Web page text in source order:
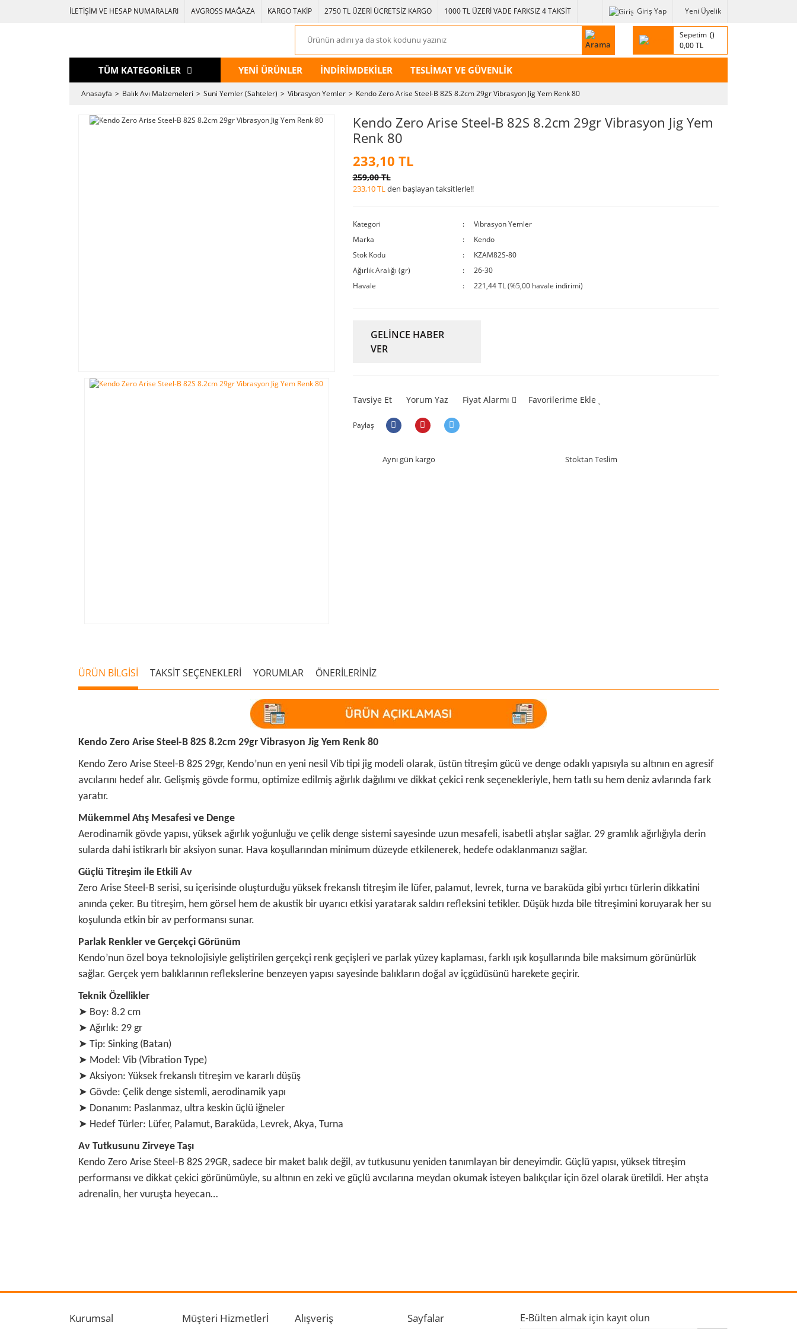
İLETİŞİM VE HESAP NUMARALARI AVGROSS MAĞAZA KARGO TAKİP 2750 TL ÜZERİ ÜCRETSİZ KARGO 1000 TL ÜZERİ VADE FARKSIZ 4 TAKSİT Giriş Yap Yeni Üyelik
Sepetim
0,00 TL
TÜM KATEGORİLER YENİ ÜRÜNLER İNDİRİMDEKİLER TESLİMAT VE GÜVENLİK
Anasayfa Balık Avı Malzemeleri Suni Yemler (Sahteler) Vibrasyon Yemler Kendo Zero Arise Steel-B 82S 8.2cm 29gr Vibrasyon Jig Yem Renk 80
Kendo Zero Arise Steel-B 82S 8.2cm 29gr Vibrasyon Jig Yem
Renk 80
233,10 TL
259,00 TL
233,10 TLden başlayan taksitlerle!!
Kategori
Vibrasyon Yemler
Marka
Kendo
Stok Kodu
KZAM82S-80
Ağırlık Aralığı (gr)
26-30
Havale
221,44 TL (%5,00 havale indirimi)
GELİNCE HABER
VER
Tavsiye Et Yorum Yaz Fiyat Alarmı Favorilerime Ekle
Paylaş
Aynı gün kargo Stoktan Teslim
ÜRÜN BİLGİSİ TAKSİT SEÇENEKLERİ YORUMLAR ÖNERİLERİNİZ
Kendo Zero Arise Steel-B 82S 8.2cm 29gr Vibrasyon Jig Yem Renk 80
Kendo Zero Arise Steel-B 82S 29gr, Kendo’nun en yeni nesil Vib tipi jig modeli olarak, üstün titreşim gücü ve denge odaklı yapısıyla su altının en agresif
avcılarını hedef alır. Gelişmiş gövde formu, optimize edilmiş ağırlık dağılımı ve dikkat çekici renk seçenekleriyle, hem tatlı su hem deniz avlarında fark
yaratır.
Mükemmel Atış Mesafesi ve Denge
Aerodinamik gövde yapısı, yüksek ağırlık yoğunluğu ve çelik denge sistemi sayesinde uzun mesafeli, isabetli atışlar sağlar. 29 gramlık ağırlığıyla derin
sularda dahi istikrarlı bir aksiyon sunar. Hava koşullarından minimum düzeyde etkilenerek, hedefe odaklanmanızı sağlar.
Güçlü Titreşim ile Etkili Av
Zero Arise Steel-B serisi, su içerisinde oluşturduğu yüksek frekanslı titreşim ile lüfer, palamut, levrek, turna ve baraküda gibi yırtıcı türlerin dikkatini
anında çeker. Bu titreşim, hem görsel hem de akustik bir uyarıcı etkisi yaratarak saldırı refleksini tetikler. Düşük hızda bile titreşimini koruyarak her su
koşulunda etkin bir av performansı sunar.
Parlak Renkler ve Gerçekçi Görünüm
Kendo’nun özel boya teknolojisiyle geliştirilen gerçekçi renk geçişleri ve parlak yüzey kaplaması, farklı ışık koşullarında bile maksimum görünürlük
sağlar. Gerçek yem balıklarının reflekslerine benzeyen yapısı sayesinde balıkların doğal av içgüdüsünü harekete geçirir.
Teknik Özellikler
➤ Boy: 8.2 cm
➤ Ağırlık: 29 gr
➤ Tip: Sinking (Batan)
➤ Model: Vib (Vibration Type)
➤ Aksiyon: Yüksek frekanslı titreşim ve kararlı düşüş
➤ Gövde: Çelik denge sistemli, aerodinamik yapı
➤ Donanım: Paslanmaz, ultra keskin üçlü iğneler
➤ Hedef Türler: Lüfer, Palamut, Baraküda, Levrek, Akya, Turna
Av Tutkusunu Zirveye Taşı
Kendo Zero Arise Steel-B 82S 29GR, sadece bir maket balık değil, av tutkusunu yeniden tanımlayan bir deneyimdir. Güçlü yapısı, yüksek titreşim
performansı ve dikkat çekici görünümüyle, su altının en zeki ve güçlü avcılarına meydan okumak isteyen balıkçılar için özel olarak üretildi. Her atışta
adrenalin, her vuruşta heyecan…
Ürün resmi kalitesiz, bozuk veya görüntülenemiyor.
Ürün bilgilerinde hatalar bulunuyor.
Kurumsal Müşteri Hizmetlerİ Alışveriş Sayfalar E-Bülten almak için kayıt olun